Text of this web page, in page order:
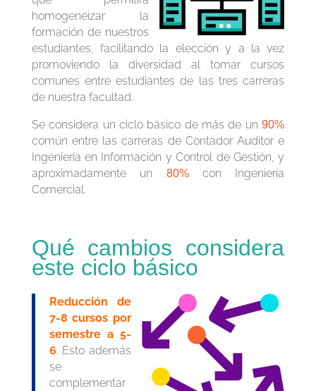
homogeneizar la
formación de nuestros
estudiantes, facilitando la elección y a la vez
promoviendo la diversidad al tomar cursos
comunes entre estudiantes de las tres carreras
de nuestra facultad.
Se considera un ciclo básico de más de un90%
común entre las carreras de Contador Auditor e
Ingeniería en Información y Control de Gestión, y
aproximadamente un 80%con Ingeniería
Comercial.
Qué cambios considera
este ciclo básico
Reducción de
7-8 cursos por
semestre a 5-
6. Esto además
se
complementar